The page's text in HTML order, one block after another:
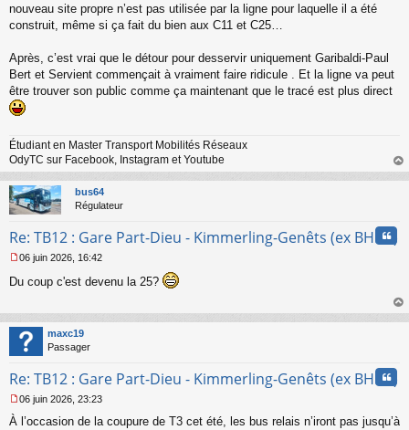
g
e
o
n
u
nouveau site propre n’est pas utilisée par la ligne pour laquelle il a été
construit, même si ça fait du bien aux C11 et C25…
Après, c’est vrai que le détour pour desservir uniquement Garibaldi-Paul
Bert et Servient commençait à vraiment faire ridicule . Et la ligne va peut
être trouver son public comme ça maintenant que le tracé est plus direct
Étudiant en Master Transport Mobilités Réseaux
OdyTC sur Facebook, Instagram et Youtube
au
bus64
Régulateur
Re: TB12 : Gare Part-Dieu - Kimmerling-Genêts (ex BHNS)
e
a
g
e
o
l
u
06 juin 2026, 16:42
Du coup c'est devenu la 25?
au
maxc19
Passager
Re: TB12 : Gare Part-Dieu - Kimmerling-Genêts (ex BHNS)
06 juin 2026, 23:23
À l’occasion de la coupure de T3 cet été, les bus relais n’iront pas jusqu’à